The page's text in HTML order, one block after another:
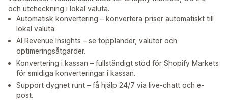
och utcheckning i lokal valuta.
Automatisk konvertering – konvertera priser automatiskt till
lokal valuta.
AI Revenue Insights – se toppländer, valutor och
optimeringsåtgärder.
Konvertering i kassan – fullständigt stöd för Shopify Markets
för smidiga konverteringar i kassan.
Support dygnet runt – få hjälp 24/7 via live-chatt och e-
post.